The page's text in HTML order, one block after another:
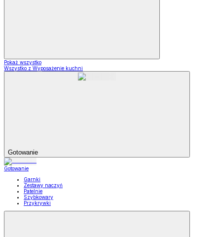
Pokaż wszystko
Wszystko z Wyposażenie kuchni
Gotowanie
Gotowanie
Garnki
Zestawy naczyń
Patelnie
Szybkowary
Przykrywki